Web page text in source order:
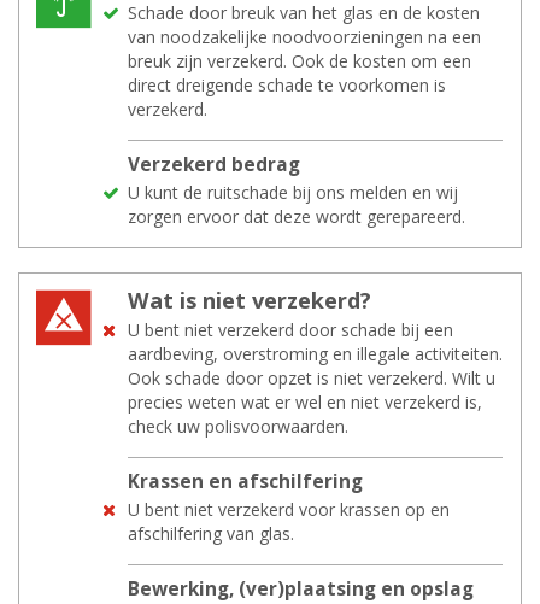
Schade door breuk van het glas en de kosten
van noodzakelijke noodvoorzieningen na een
breuk zijn verzekerd. Ook de kosten om een
direct dreigende schade te voorkomen is
verzekerd.
Ver­ze­kerd be­drag
U kunt de ruitschade bij ons melden en wij
zorgen ervoor dat deze wordt gerepareerd.
Wat is niet ver­ze­kerd?
U bent niet verzekerd door schade bij een
aardbeving, overstroming en illegale activiteiten.
Ook schade door opzet is niet verzekerd. Wilt u
precies weten wat er wel en niet verzekerd is,
check uw polisvoorwaarden.
Kras­sen en af­schil­fe­ring
U bent niet verzekerd voor krassen op en
afschilfering van glas.
Be­wer­king, (ver)plaat­sing en op­slag